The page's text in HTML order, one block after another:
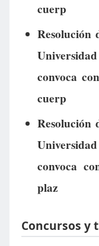
cuerp
Resolución
convoca
cuerp
Resolución
convoca
plaz
Concursos y